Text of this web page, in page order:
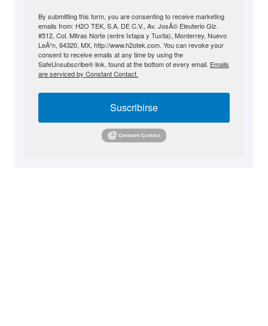
By submitting this form, you are consenting to receive marketing
emails from: H2O TEK, S.A. DE C.V., Av. JosÃ© Eleuterio Glz.
#512, Col. Mitras Norte (entre Ixtapa y Tuxtla), Monterrey, Nuevo
LeÃ³n, 64320, MX, http://www.h2otek.com. You can revoke your
consent to receive emails at any time by using the
SafeUnsubscribe® link, found at the bottom of every email. Emails
are serviced by Constant Contact.
Suscribirse